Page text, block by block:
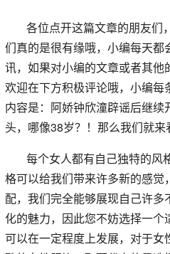
各位点开这篇文章的朋友们
们真的是很有缘哦，小编每天
讯，如果对小编的文章或者其
欢迎在下方积极评论哦，小编
内容是：阿娇钟欣潼辟谣后继
头，哪像38岁？！那么我们就来
每个女人都有自己独特的风
格可以给我们带来许多新的感
配，我们完全能够展现自己许
化的魅力，因此您不妨选择一
可以在一定程度上发展，对于